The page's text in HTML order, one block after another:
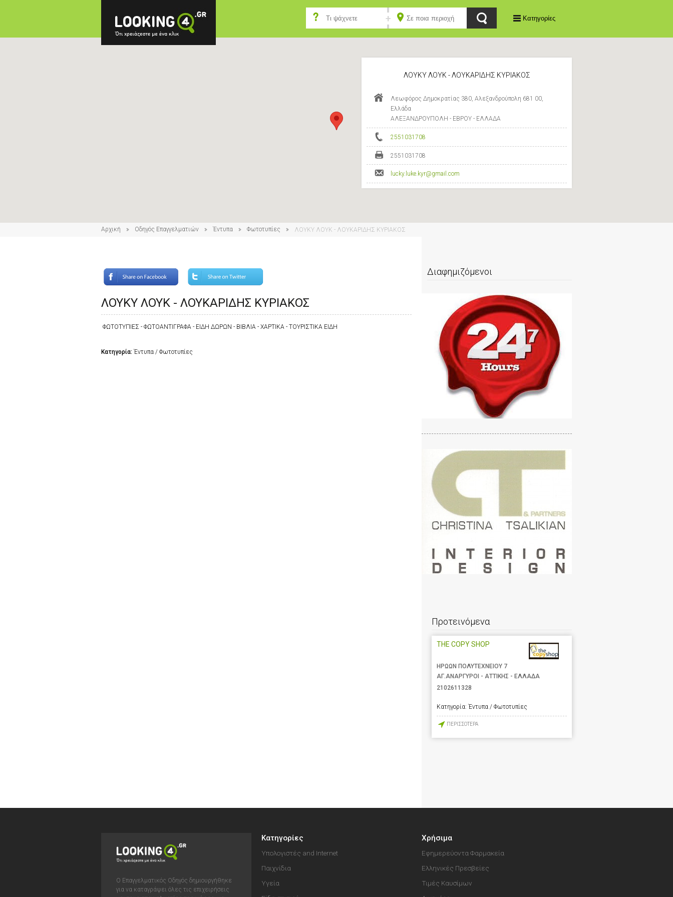
Κατηγορίες
ΛΟΥΚΥ ΛΟΥΚ - ΛΟΥΚΑΡΙΔΗΣ ΚΥΡΙΑΚΟΣ
Λεωφόρος Δημοκρατίας 380, Αλεξανδρούπολη 681 00,
Ελλάδα
ΑΛΕΞΑΝΔΡΟΥΠΟΛΗ - ΕΒΡΟΥ - ΕΛΛΑΔΑ
2551031708
2551031708
lucky.luke.kyr@gmail.com
Αρχική Οδηγός Επαγγελματιών Έντυπα Φωτοτυπίες ΛΟΥΚΥ ΛΟΥΚ - ΛΟΥΚΑΡΙΔΗΣ ΚΥΡΙΑΚΟΣ
ΛΟΥΚΥ ΛΟΥΚ - ΛΟΥΚΑΡΙΔΗΣ ΚΥΡΙΑΚΟΣ
ΦΩΤΟΤΥΠΙΕΣ - ΦΩΤΟΑΝΤΙΓΡΑΦΑ - ΕΙΔΗ ΔΩΡΩΝ - ΒΙΒΛΙΑ - ΧΑΡΤΙΚΑ - ΤΟΥΡΙΣΤΙΚΑ ΕΙΔΗ
Κατηγορία: Έντυπα / Φωτοτυπίες
Διαφημιζόμενοι
Προτεινόμενα
THE COPY SHOP
ΗΡΩΩΝ ΠΟΛΥΤΕΧΝΕΙΟΥ 7
ΑΓ.ΑΝΑΡΓΥΡΟΙ - ΑΤΤΙΚΗΣ - ΕΛΛΑΔΑ
2102611328
Κατηγορία: Έντυπα / Φωτοτυπίες
ΠΕΡΙΣΣΟΤΕΡΑ
Ο Επαγγελματικός Οδηγός δημιουργήθηκε
για να καταγράψει όλες τις επιχειρήσεις
Κατηγορίες
Υπολογιστές and Internet
Παιχνίδια
Υγεία
Χρήσιμα
Εφημερεύοντα Φαρμακεία
Ελληνικές Πρεσβείες
Τιμές Καυσίμων